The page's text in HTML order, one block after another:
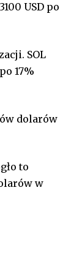
USD po
SOL
17%
dolarów
to
w